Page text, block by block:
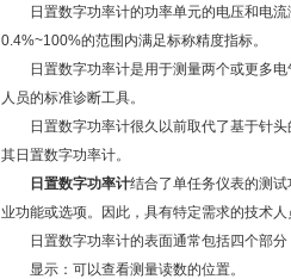
日置数字功率计的功率单元的电压和电流
0.4%~100%的范围内满足标称精度指标。
日置数字功率计是用于测量两个或更多电
人员的标准诊断工具。
日置数字功率计很久以前取代了基于针头
其日置数字功率计。
日置数字功率计结合了单任务仪表的测
业功能或选项。因此，具有特定需求的技术人
日置数字功率计的表面通常包括四个部分
显示：可以查看测量读数的位置。